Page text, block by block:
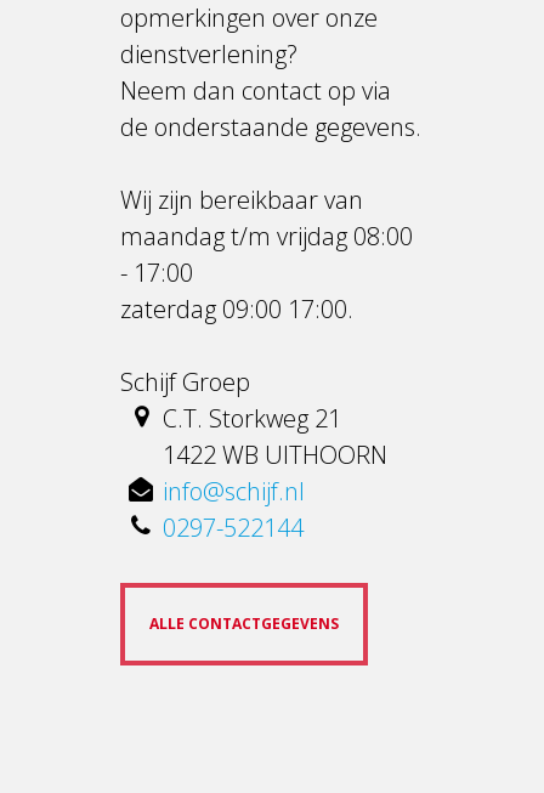
opmerkingen over onze
dienstverlening?
Neem dan contact op via
de onderstaande gegevens.
Wij zijn bereikbaar van
maandag t/m vrijdag 08:00
- 17:00
zaterdag 09:00 17:00.
Schijf Groep
C.T. Storkweg 21
1422 WB UITHOORN
info@schijf.nl
0297-522144
ALLE CONTACTGEGEVENS